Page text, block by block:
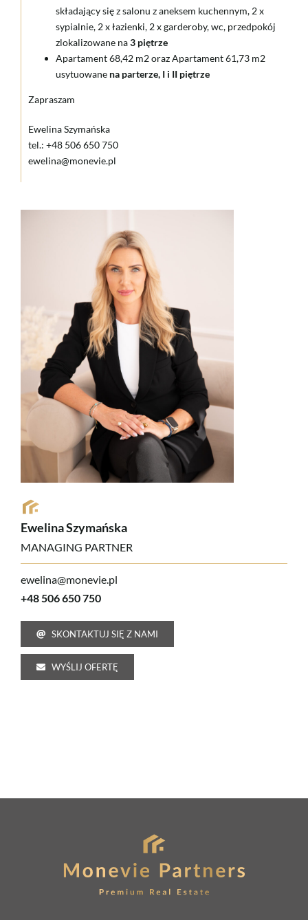
Ewelina Szymańska
MANAGING PARTNER
ewelina@monevie.pl
+48 506 650 750
SKONTAKTUJ SIĘ Z NAMI
WYŚLIJ OFERTĘ
składający się z salonu z aneksem kuchennym, 2 x
sypialnie, 2 x łazienki, 2 x garderoby, wc, przedpokój
zlokalizowane na3 piętrze
Apartament 68,42 m2 oraz Apartament 61,73 m2
usytuowane na parterze, I i II piętrze
Zapraszam
Ewelina Szymańska
tel.: +48 506 650 750
ewelina@monevie.pl